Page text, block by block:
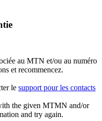
au MTN et/ou au numéro
et recommencez.
le support pour les contacts
the given MTMN and/or
and try again.